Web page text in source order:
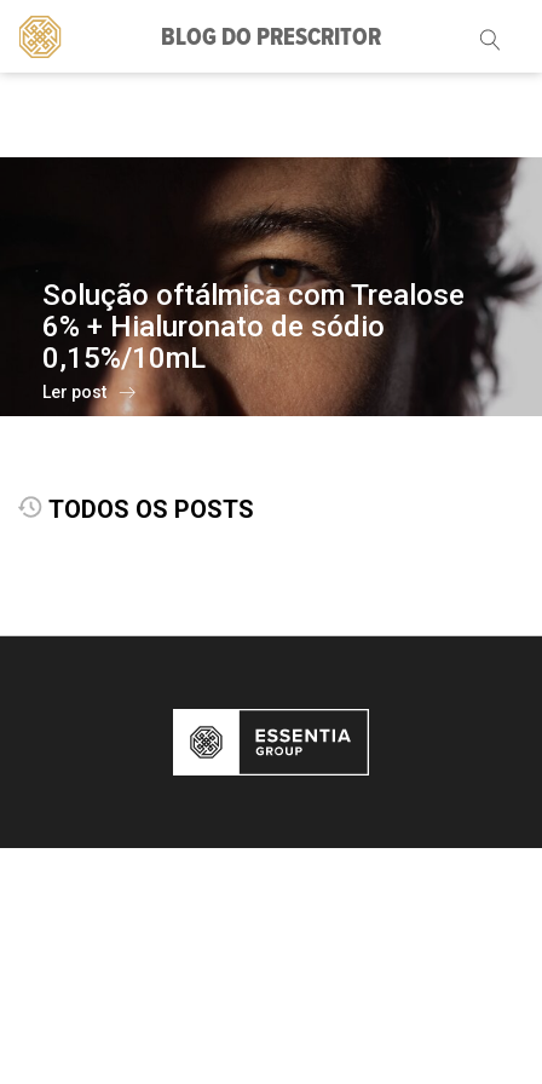
BLOG DO PRESCRITOR
Pesquisar
por:
Solução oftálmica com Trealose
6% + Hialuronato de sódio
0,15%/10mL
Ler post
TODOS OS POSTS